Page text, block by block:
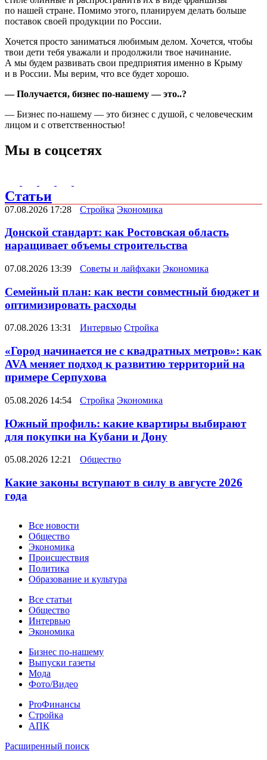
по нашей стране. Помимо этого, планируем делать больше
поставок своей продукции по России.
Хочется просто заниматься любимым делом. Хочется, чтобы
твои дети тебя уважали и продолжили твое начинание.
А мы будем развивать свои предприятия именно в Крыму
и в России. Мы верим, что все будет хорошо.
— Получается, бизнес по-нашему — это..?
— Бизнес по-нашему — это бизнес с душой, с человеческим
лицом и с ответственностью!
Мы в соцсетях
Статьи
07.08.2026 17:28 Стройка Экономика
Донской стандарт: как Ростовская область
наращивает объемы строительства
07.08.2026 13:39 Советы и лайфхаки Экономика
Семейный план: как вести совместный бюджет и
оптимизировать расходы
07.08.2026 13:31 Интервью Стройка
«Город начинается не с квадратных метров»: как
AVA меняет подход к развитию территорий на
примере Серпухова
05.08.2026 14:54 Стройка Экономика
Южный профиль: какие квартиры выбирают
для покупки на Кубани и Дону
05.08.2026 12:21 Общество
Какие законы вступают в силу в августе 2026
года
Новости
Все новости
Общество
Экономика
Происшествия
Политика
Образование и культура
Статьи
Все статьи
Общество
Интервью
Экономика
Разное
Бизнес по-нашему
Выпуски газеты
Мода
Фото/Видео
Pro
ProФинансы
Стройка
АПК
Информация
Расширенный поиск